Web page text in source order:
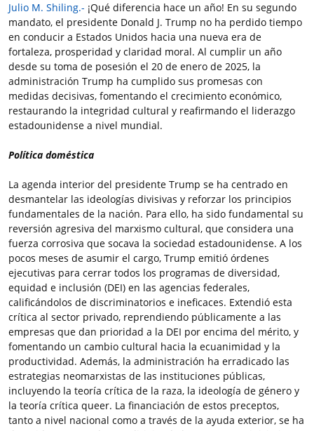
Julio M. Shiling.- ¡Qué diferencia hace un año! En su segundo
mandato, el presidente Donald J. Trump no ha perdido tiempo
en conducir a Estados Unidos hacia una nueva era de
fortaleza, prosperidad y claridad moral. Al cumplir un año
desde su toma de posesión el 20 de enero de 2025, la
administración Trump ha cumplido sus promesas con
medidas decisivas, fomentando el crecimiento económico,
restaurando la integridad cultural y reafirmando el liderazgo
estadounidense a nivel mundial.
Política doméstica
La agenda interior del presidente Trump se ha centrado en
desmantelar las ideologías divisivas y reforzar los principios
fundamentales de la nación. Para ello, ha sido fundamental su
reversión agresiva del marxismo cultural, que considera una
fuerza corrosiva que socava la sociedad estadounidense. A los
pocos meses de asumir el cargo, Trump emitió órdenes
ejecutivas para cerrar todos los programas de diversidad,
equidad e inclusión (DEI) en las agencias federales,
calificándolos de discriminatorios e ineficaces. Extendió esta
crítica al sector privado, reprendiendo públicamente a las
empresas que dan prioridad a la DEI por encima del mérito, y
fomentando un cambio cultural hacia la ecuanimidad y la
productividad. Además, la administración ha erradicado las
estrategias neomarxistas de las instituciones públicas,
incluyendo la teoría crítica de la raza, la ideología de género y
la teoría crítica queer. La financiación de estos preceptos,
tanto a nivel nacional como a través de la ayuda exterior, se ha